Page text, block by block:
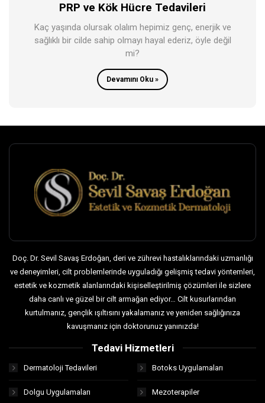
PRP ve Kök Hücre Tedavileri
Kaç yaşında olursak olalım hepimiz genç, enerjik ve
sağlıklı bir cilde sahip olmayı hayal ederiz, öyle değil
mi?
Devamını Oku »
Doç. Dr. Sevil Savaş Erdoğan, deri ve zührevi hastalıklarındaki uzmanlığı
ve deneyimleri, cilt problemlerinde uyguladığı gelişmiş tedavi yöntemleri,
estetik ve kozmetik alanlarındaki kişiselleştirilmiş çözümleri ile sizlere
daha canlı ve güzel bir cilt armağan ediyor… Cilt kusurlarından
kurtulmanız, gençlik ışıltısını yakalamanız ve yeniden sağlığınıza
kavuşmanız için doktorunuz yanınızda!
Tedavi Hizmetleri
Dermatoloji Tedavileri Botoks Uygulamaları
Dolgu Uygulamaları Mezoterapiler